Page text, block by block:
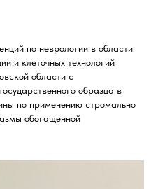
по неврологии в области
и клеточных технологий
области с
образца в
по применению стромально
обогащенной